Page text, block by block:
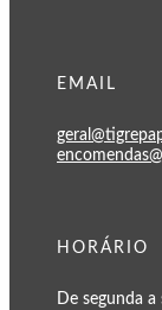
EMAIL
HORÁRIO
De segunda a